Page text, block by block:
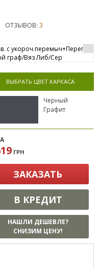
ОТЗЫВОВ: 3
ВЫБРАТЬ ЦВЕТ КАРКАСА
Черный
Графит
ГРН
ЗАКАЗАТЬ
В КРЕДИТ
НАШЛИ ДЕШЕВЛЕ?
СНИЗИМ ЦЕНУ!